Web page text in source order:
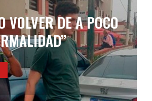
VOLVER DE A POCO